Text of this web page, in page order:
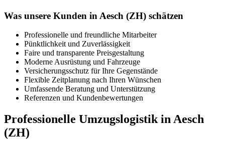
Was unsere Kunden in Aesch (ZH) schätzen
Professionelle und freundliche Mitarbeiter
Pünktlichkeit und Zuverlässigkeit
Faire und transparente Preisgestaltung
Moderne Ausrüstung und Fahrzeuge
Versicherungsschutz für Ihre Gegenstände
Flexible Zeitplanung nach Ihren Wünschen
Umfassende Beratung und Unterstützung
Referenzen und Kundenbewertungen
Professionelle Umzugslogistik in Aesch
(ZH)